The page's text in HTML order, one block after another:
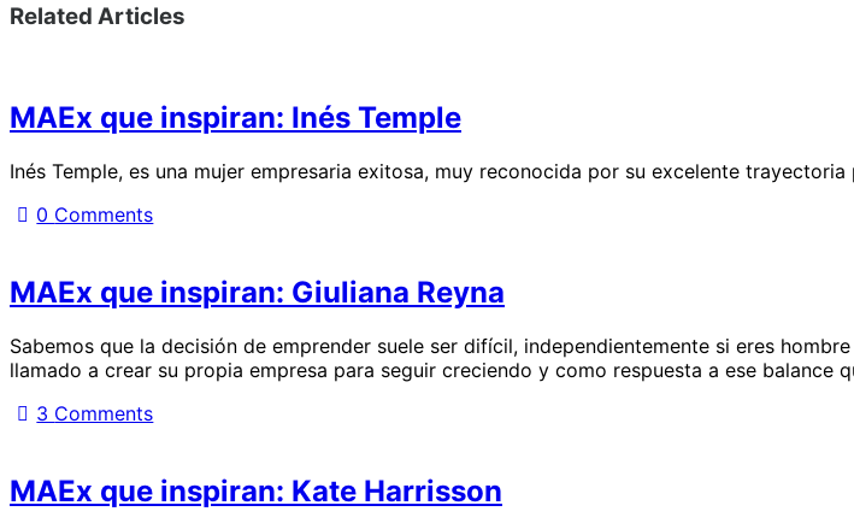
Related Articles
MAEx que inspiran: Inés Temple
Inés Temple, es una mujer empresaria exitosa, muy reconocida por su excelente
0 Comments
MAEx que inspiran: Giuliana Reyna
Sabemos que la decisión de emprender suele ser difícil, independientemente si eres
llamado a crear su propia empresa para seguir creciendo y como respuesta a ese
3 Comments
MAEx que inspiran: Kate Harrisson